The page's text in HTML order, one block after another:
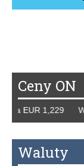
Ceny ON
1,229 WB
Waluty